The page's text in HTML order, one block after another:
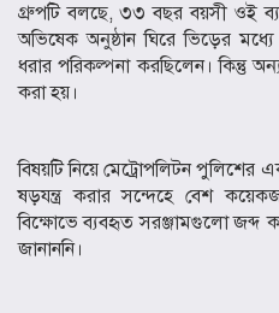
গ্রুপটি বলছে, ৩৩ বছর বয়সী ওই
অভিষেক অনুষ্ঠান ঘিরে ভিড়ের
ধরার পরিকল্পনা করছিলেন। কিন্তু
করা হয়।
বিষয়টি নিয়ে মেট্রোপলিটন পুলিশের
ষড়যন্ত্র করার সন্দেহে বেশ
বিক্ষোভে ব্যবহৃত সরঞ্জামগুলো জব্দ
জানাননি।